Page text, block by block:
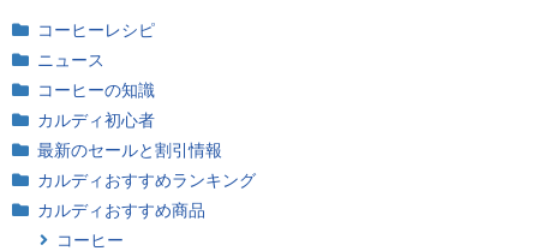
コーヒーレシピ
ニュース
コーヒーの知識
カルディ初心者
最新のセールと割引情報
カルディおすすめランキング
カルディおすすめ商品
コーヒー